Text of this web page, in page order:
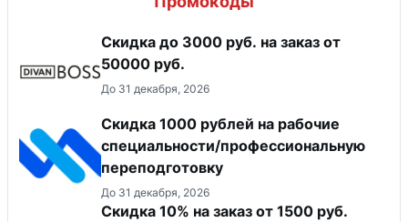
Скидка до 3000 руб. на заказ от
50000 руб.
До 31 декабря, 2026
Скидка 1000 рублей на рабочие
специальности/профессиональную
переподготовку
До 31 декабря, 2026
Скидка 10% на заказ от 1500 руб.